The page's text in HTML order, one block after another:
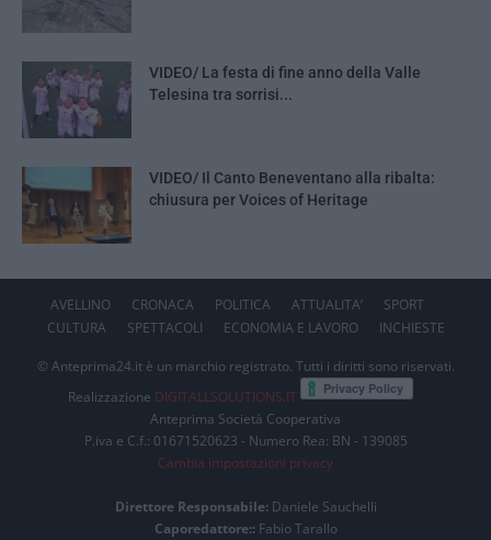
VIDEO/ La festa di fine anno della Valle
Telesina tra sorrisi...
VIDEO/ Il Canto Beneventano alla ribalta:
chiusura per Voices of Heritage
AVELLINO CRONACA POLITICA ATTUALITA’
SPORT
CULTURA
SPETTACOLI ECONOMIA E LAVORO INCHIESTE
© Anteprima24.it è un marchio registrato. Tutti i diritti sono riservati.
Realizzazione DIGITALLSOLUTIONS.IT
Anteprima Società Cooperativa
P.iva e C.f.: 01671520623 - Numero Rea: BN - 139085
Cambia impostazioni privacy
Direttore Responsabile:Daniele Sauchelli
Caporedattore::Fabio Tarallo